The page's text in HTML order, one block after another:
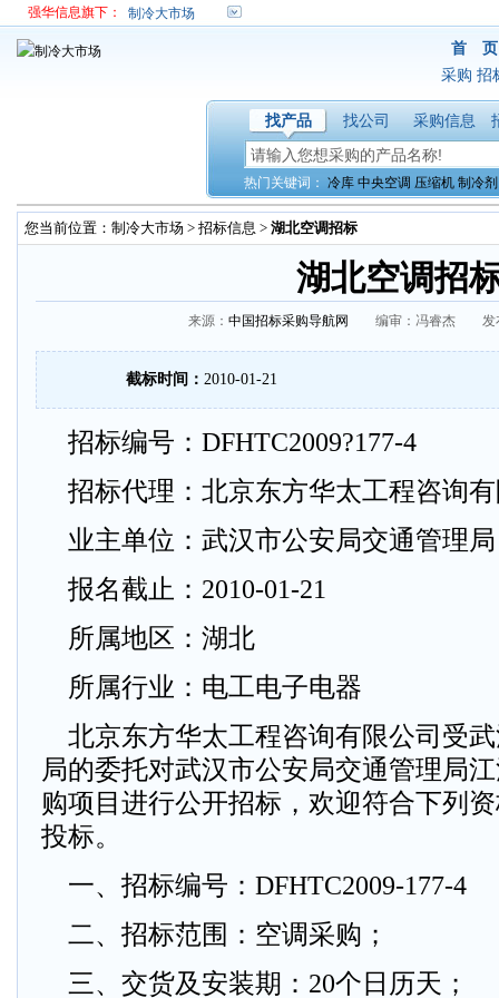
强华信息旗下： 制冷大市场
首 页
采购 招
找产品 找公司 采购信息
热门关键词： 冷库 中央空调 压缩机 制冷剂
您当前位置： 制冷大市场 > 招标信息 > 湖北空调招标
湖北空调招
来源： 中国招标采购导航网 编审：冯睿杰 发布
截标时间： 2010-01-21
招标编号：DFHTC2009?177-4
招标代理：北京东方华太工程咨询
业主单位：武汉市公安局交通管理局
报名截止：2010-01-21
所属地区：湖北
所属行业：电工电子电器
北京东方华太工程咨询有限公司受
局的委托对武汉市公安局交通管理局
购项目进行公开招标，欢迎符合下列
投标。
一、招标编号：DFHTC2009-177-4
二、招标范围：空调采购；
三、交货及安装期：20个日历天；